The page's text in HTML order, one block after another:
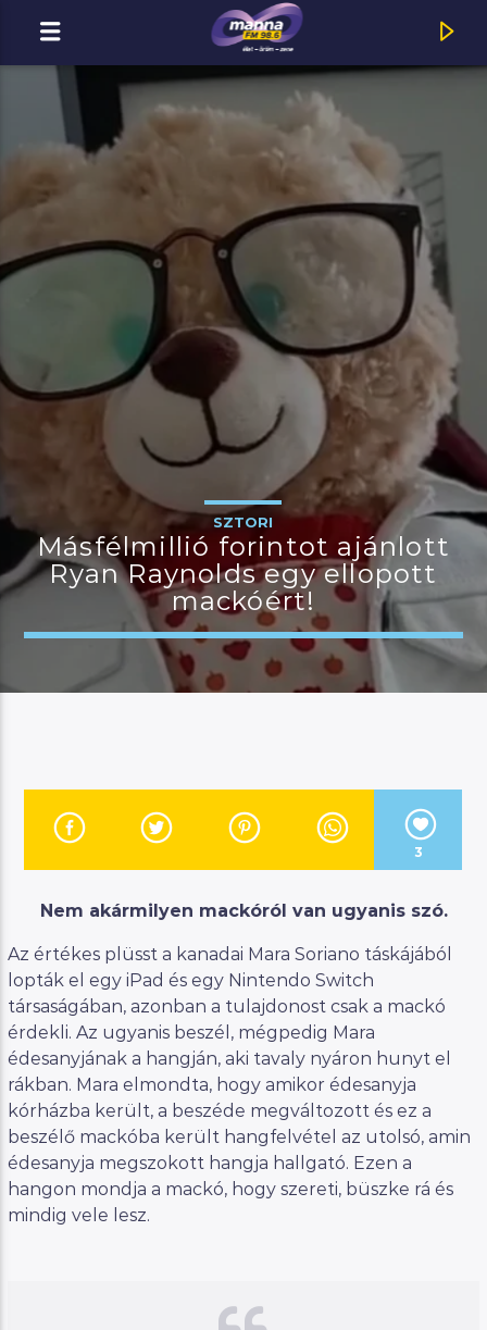
MannaFM
Nico And Vinz : Am I Wrong
JELENLEGI MŰSOR
BUDAPEST UPDATE
08:00
Manna FM
SZTORI
Másfélmillió forintot ajánlott
Ryan Raynolds egy ellopott
mackóért!
3
Nem akármilyen mackóról van ugyanis szó.
Az értékes plüsst a kanadai Mara Soriano táskájából
lopták el egy iPad és egy Nintendo Switch
társaságában, azonban a tulajdonost csak a mackó
érdekli. Az ugyanis beszél, mégpedig Mara
édesanyjának a hangján, aki tavaly nyáron hunyt el
rákban. Mara elmondta, hogy amikor édesanyja
kórházba került, a beszéde megváltozott és ez a
beszélő mackóba került hangfelvétel az utolsó, amin
édesanyja megszokott hangja hallgató. Ezen a
hangon mondja a mackó, hogy szereti, büszke rá és
mindig vele lesz.